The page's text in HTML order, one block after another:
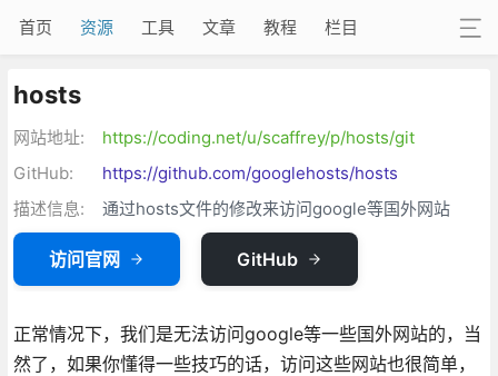
首页 资源 工具 文章 教程 栏目
hosts
网站地址:
https://coding.net/u/scaffrey/p/hosts/git
GitHub:
https://github.com/googlehosts/hosts
描述信息:
通过hosts文件的修改来访问google等国外网站
访问官网 GitHub
正常情况下，我们是无法访问google等一些国外网站的，当
然了，如果你懂得一些技巧的话，访问这些网站也很简单，